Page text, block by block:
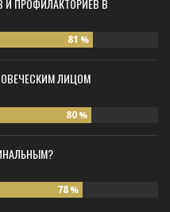
81 %
ЛИЦОМ
80 %
78 %